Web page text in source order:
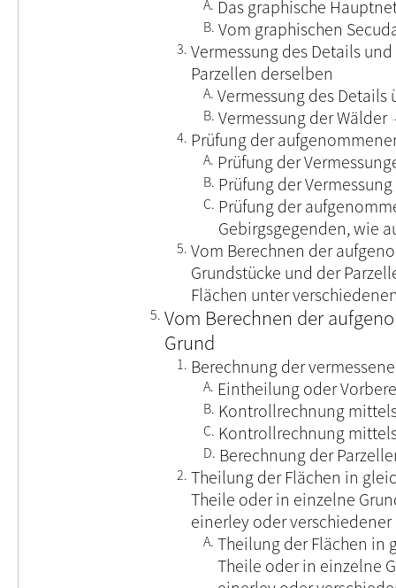
A. Das graphische
B. Vom graphischen
3. Vermessung des Details
Parzellen derselben
A. Vermessung des Details
B. Vermessung der Wälder
4. Prüfung der
A. Prüfung der
B. Prüfung der
C. Prüfung der
Gebirgsgegenden, wie
5. Vom Berechnen der
Grundstücke und der
Flächen unter
5. Vom Berechnen der
Grund
1. Berechnung der
A. Eintheilung oder
B. Kontrollrechnung
C. Kontrollrechnung
D. Berechnung der
2. Theilung der Flächen in
Theile oder in einzelne
einerley oder verschiedener
A. Theilung der Flächen in
Theile oder in einzelne